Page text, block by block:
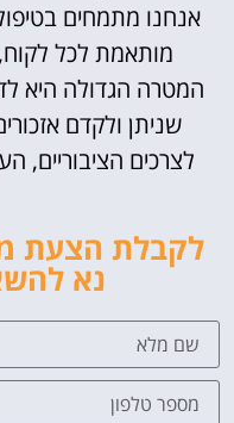
אנחנו מתמחים
מותאמת לכל לקוח,
המטרה הגדולה היא
שניתן ולקדם
לצרכים הציבוריים,
לקבלת הצעת
נא